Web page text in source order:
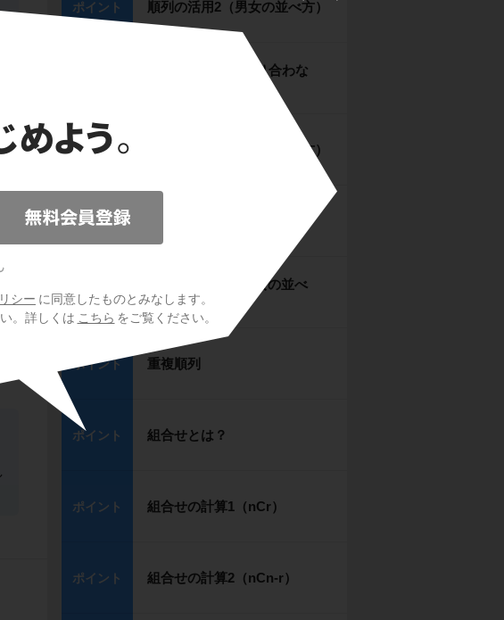
シー に同意したものとみなします。
。詳しくは こちら をご覧ください。
ポイント 順列の活用2（男女の並べ方）
順列の活用3（”隣り合わな
ポイント 順列の活用4（整数の並べ方）
ポイント
ポイント
円順列の活用（男女の並べ
方）
ポイント 重複順列
ポイント 組合せとは？
ポイント 組合せの計算1（nCr）
ポイント 組合せの計算2（nCn-r）